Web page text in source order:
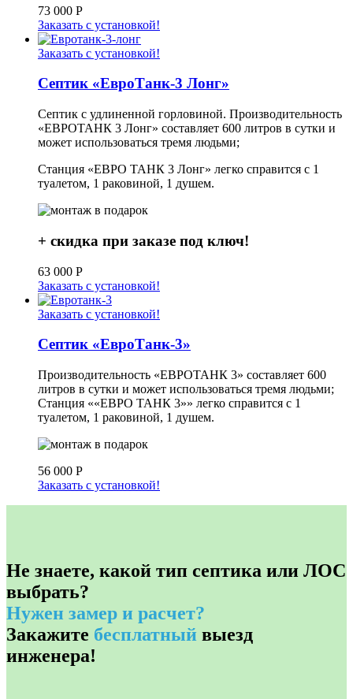
73 000 Р
Заказать с установкой!
Заказать с установкой!
Септик «ЕвроТанк-3 Лонг»
Септик с удлиненной горловиной. Производительность
«ЕВРОТАНК 3 Лонг» составляет 600 литров в сутки и
может использоваться тремя людьми;
Станция «ЕВРО ТАНК 3 Лонг» легко справится с 1
туалетом, 1 раковиной, 1 душем.
+ скидка при заказе под ключ!
63 000 Р
Заказать с установкой!
Заказать с установкой!
Септик «ЕвроТанк-3»
Производительность «ЕВРОТАНК 3» составляет 600
литров в сутки и может использоваться тремя людьми;
Станция ««ЕВРО ТАНК 3»» легко справится с 1
туалетом, 1 раковиной, 1 душем.
56 000 Р
Заказать с установкой!
Не знаете, какой тип септика или ЛОС
выбрать?
Нужен замер и расчет?
Закажите бесплатный выезд
инженера!